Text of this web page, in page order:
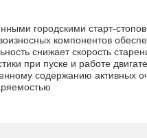
городскими старт-
компонентов
снижает скорость
при пуске и работе
содержанию